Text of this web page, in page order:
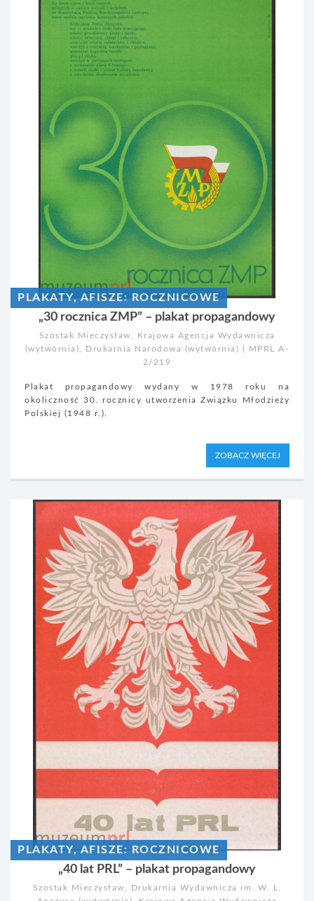
PLAKATY, AFISZE: ROCZNICOWE
„30 rocznica ZMP” – plakat propagandowy
Szostak Mieczysław, Krajowa Agencja Wydawnicza
(wytwórnia), Drukarnia Narodowa (wytwórnia) | MPRL A-
2/219
Plakat propagandowy wydany w 1978 roku na
okoliczność 30. rocznicy utworzenia Związku Młodzieży
Polskiej (1948 r.).
ZOBACZ WIĘCEJ
PLAKATY, AFISZE: ROCZNICOWE
„40 lat PRL” – plakat propagandowy
Szostak Mieczysław, Drukarnia Wydawnicza im. W. L.